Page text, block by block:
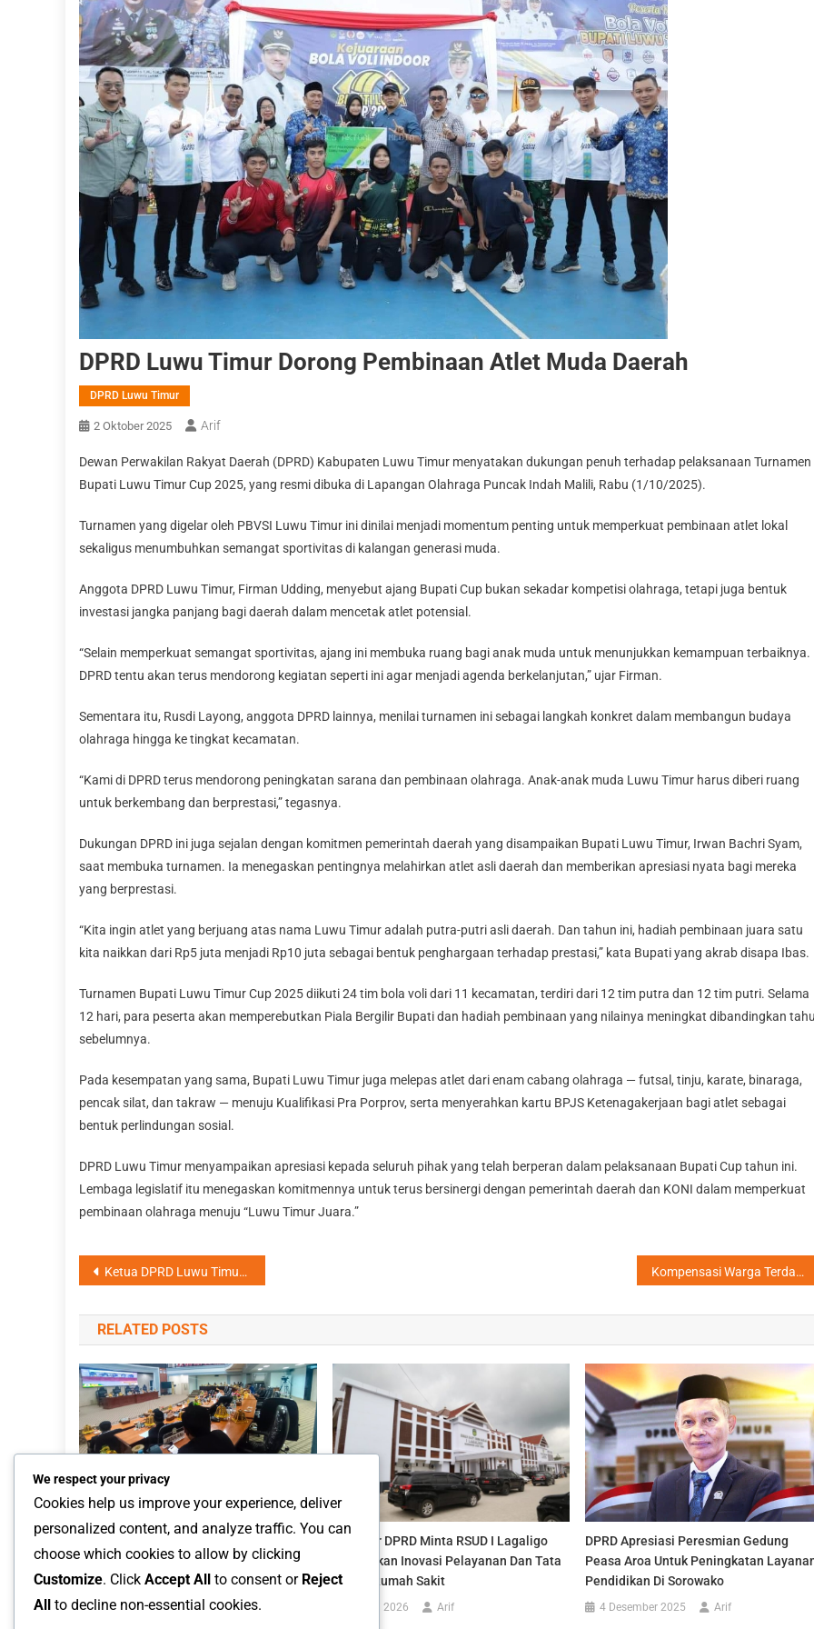
DPRD Luwu Timur Dorong Pembinaan Atlet Muda Daerah
DPRD Luwu Timur
2 Oktober 2025 Arif
Dewan Perwakilan Rakyat Daerah (DPRD) Kabupaten Luwu Timur menyatakan dukungan penuh terhadap pelaksanaan Turnamen
Bupati Luwu Timur Cup 2025, yang resmi dibuka di Lapangan Olahraga Puncak Indah Malili, Rabu (1/10/2025).
Turnamen yang digelar oleh PBVSI Luwu Timur ini dinilai menjadi momentum penting untuk memperkuat pembinaan atlet lokal
sekaligus menumbuhkan semangat sportivitas di kalangan generasi muda.
Anggota DPRD Luwu Timur, Firman Udding, menyebut ajang Bupati Cup bukan sekadar kompetisi olahraga, tetapi juga bentuk
investasi jangka panjang bagi daerah dalam mencetak atlet potensial.
“Selain memperkuat semangat sportivitas, ajang ini membuka ruang bagi anak muda untuk menunjukkan kemampuan terbaiknya.
DPRD tentu akan terus mendorong kegiatan seperti ini agar menjadi agenda berkelanjutan,” ujar Firman.
Sementara itu, Rusdi Layong, anggota DPRD lainnya, menilai turnamen ini sebagai langkah konkret dalam membangun budaya
olahraga hingga ke tingkat kecamatan.
“Kami di DPRD terus mendorong peningkatan sarana dan pembinaan olahraga. Anak-anak muda Luwu Timur harus diberi ruang
untuk berkembang dan berprestasi,” tegasnya.
Dukungan DPRD ini juga sejalan dengan komitmen pemerintah daerah yang disampaikan Bupati Luwu Timur, Irwan Bachri Syam,
saat membuka turnamen. Ia menegaskan pentingnya melahirkan atlet asli daerah dan memberikan apresiasi nyata bagi mereka
yang berprestasi.
“Kita ingin atlet yang berjuang atas nama Luwu Timur adalah putra-putri asli daerah. Dan tahun ini, hadiah pembinaan juara satu
kita naikkan dari Rp5 juta menjadi Rp10 juta sebagai bentuk penghargaan terhadap prestasi,” kata Bupati yang akrab disapa Ibas.
Turnamen Bupati Luwu Timur Cup 2025 diikuti 24 tim bola voli dari 11 kecamatan, terdiri dari 12 tim putra dan 12 tim putri. Selama
12 hari, para peserta akan memperebutkan Piala Bergilir Bupati dan hadiah pembinaan yang nilainya meningkat dibandingkan
sebelumnya.
Pada kesempatan yang sama, Bupati Luwu Timur juga melepas atlet dari enam cabang olahraga — futsal, tinju, karate, binaraga,
pencak silat, dan takraw — menuju Kualifikasi Pra Porprov, serta menyerahkan kartu BPJS Ketenagakerjaan bagi atlet sebagai
bentuk perlindungan sosial.
DPRD Luwu Timur menyampaikan apresiasi kepada seluruh pihak yang telah berperan dalam pelaksanaan Bupati Cup tahun ini.
Lembaga legislatif itu menegaskan komitmennya untuk terus bersinergi dengan pemerintah daerah dan KONI dalam memperkuat
pembinaan olahraga menuju “Luwu Timur Juara.”
Navigasi
pos
Ketua DPRD Luwu Timur Pastikan Pembayaran Kompensasi PT Vale Berjalan Transparan dan Tepat Sasaran Kompensasi Warga Terdampak Tumpahan Minyak PT Vale Indonesia Mulai Disalurkan
RELATED POSTS
Paripurna DPRD Di Skorsing
Banggar DPRD Minta RSUD I Lagaligo
Tingkatkan Inovasi Pelayanan Dan Tata
Kelola Rumah Sakit
14 Juli 2026 Arif
DPRD Apresiasi Peresmian Gedung
Peasa Aroa Untuk Peningkatan
Pendidikan Di Sorowako
4 Desember 2025 Arif
We respect your privacy
Cookies help us improve your experience, deliver
personalized content, and analyze traffic. You can
choose which cookies to allow by clicking
Customize. Click Accept All to consent or Reject
All to decline non-essential cookies.